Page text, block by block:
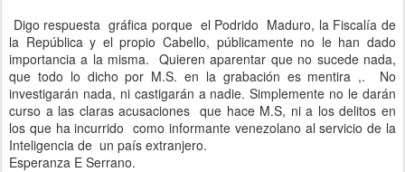
Digo respuesta gráfica porque el Podrido Maduro, la Fiscalía de
la República y el propio Cabello, públicamente no le han dado
importancia a la misma. Quieren aparentar que no sucede nada,
que todo lo dicho por M.S. en la grabación es mentira ,. No
investigarán nada, ni castigarán a nadie. Simplemente no le darán
curso a las claras acusaciones que hace M.S, ni a los delitos en
los que ha incurrido como informante venezolano al servicio de la
Inteligencia de un país extranjero.
Esperanza E Serrano.